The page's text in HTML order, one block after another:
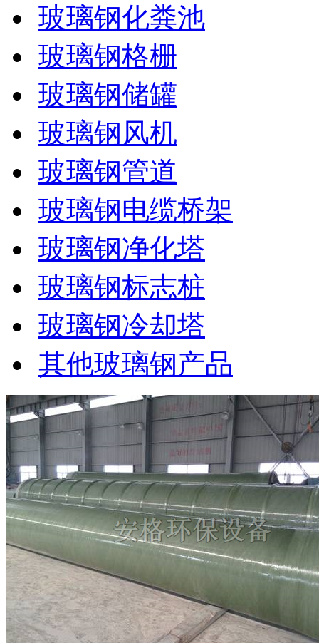
玻璃钢化粪池
玻璃钢格栅
玻璃钢储罐
玻璃钢风机
玻璃钢管道
玻璃钢电缆桥架
玻璃钢净化塔
玻璃钢标志桩
玻璃钢冷却塔
其他玻璃钢产品